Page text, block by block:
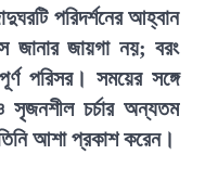
পরিদর্শনের আহ্বান
জানার জায়গা নয়; বরং
পরিসর। সময়ের সঙ্গে
সৃজনশীল চর্চার অন্যতম
আশা প্রকাশ করেন।